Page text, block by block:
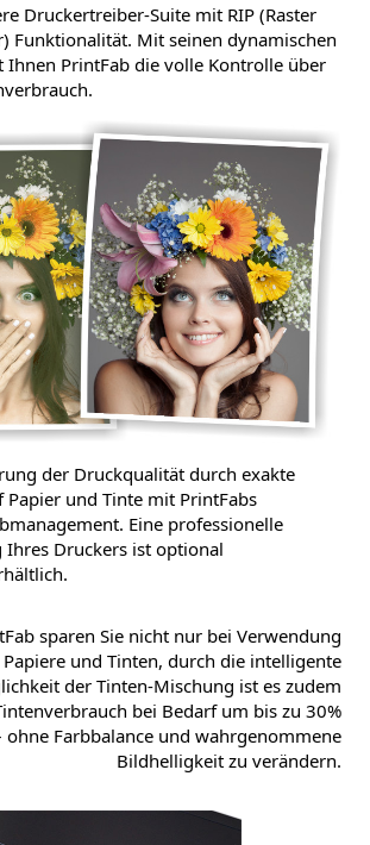
Druckertreiber-Suite mit RIP (Raster
Funktionalität. Mit seinen dynamischen
Ihnen PrintFab die volle Kontrolle über
der Druckqualität durch exakte
und Tinte mit PrintFabs
Eine professionelle
Ihres Druckers ist optional
sparen Sie nicht nur bei Verwendung
und Tinten, durch die intelligente
der Tinten-Mischung ist es zudem
bei Bedarf um bis zu 30%
ohne Farbbalance und wahrgenommene
Bildhelligkeit zu verändern.